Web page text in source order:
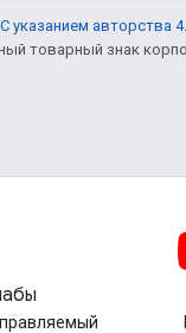
указанием авторства
товарный знак